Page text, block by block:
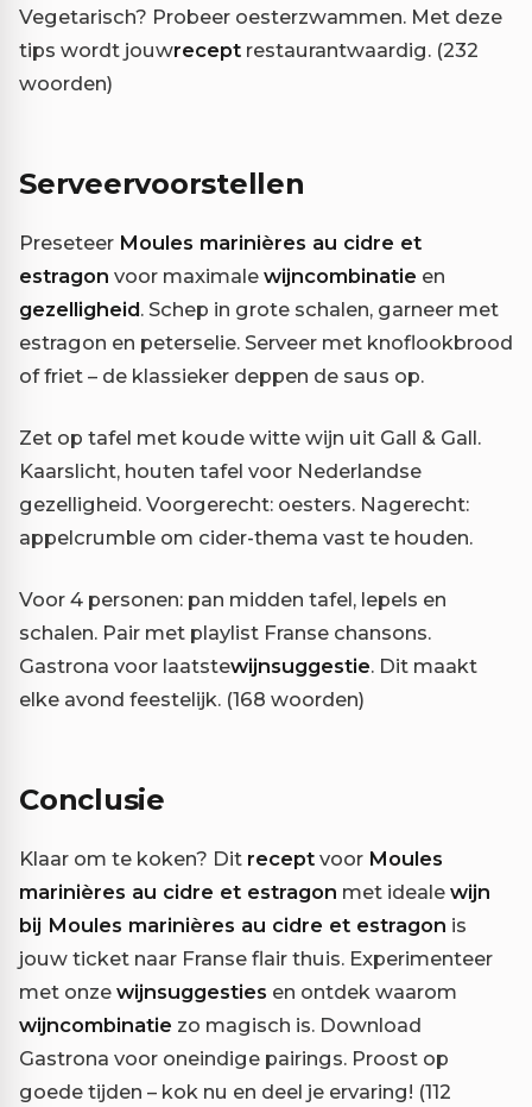
Vegetarisch? Probeer oesterzwammen. Met deze
tips wordt jouwrecept restaurantwaardig. (232
woorden)
Serveervoorstellen
Preseteer Moules marinières au cidre et
estragon voor maximale wijncombinatie en
gezelligheid. Schep in grote schalen, garneer met
estragon en peterselie. Serveer met knoflookbrood
of friet – de klassieker deppen de saus op.
Zet op tafel met koude witte wijn uit Gall & Gall.
Kaarslicht, houten tafel voor Nederlandse
gezelligheid. Voorgerecht: oesters. Nagerecht:
appelcrumble om cider-thema vast te houden.
Voor 4 personen: pan midden tafel, lepels en
schalen. Pair met playlist Franse chansons.
Gastrona voor laatstewijnsuggestie. Dit maakt
elke avond feestelijk. (168 woorden)
Conclusie
Klaar om te koken? Dit recept voor Moules
marinières au cidre et estragon met ideale wijn
bij Moules marinières au cidre et estragon is
jouw ticket naar Franse flair thuis. Experimenteer
met onze wijnsuggesties en ontdek waarom
wijncombinatie zo magisch is. Download
Gastrona voor oneindige pairings. Proost op
goede tijden – kok nu en deel je ervaring! (112